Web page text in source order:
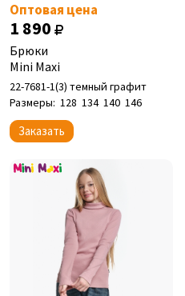
Оптовая цена
1 890
Брюки
Mini Maxi
22-7681-1(3) темный графит
Размеры: 128 134 140 146
Заказать